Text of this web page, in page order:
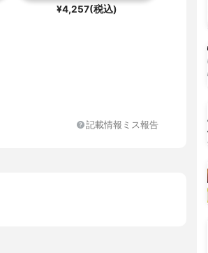
¥4,257(税込)
記載情報ミス報告